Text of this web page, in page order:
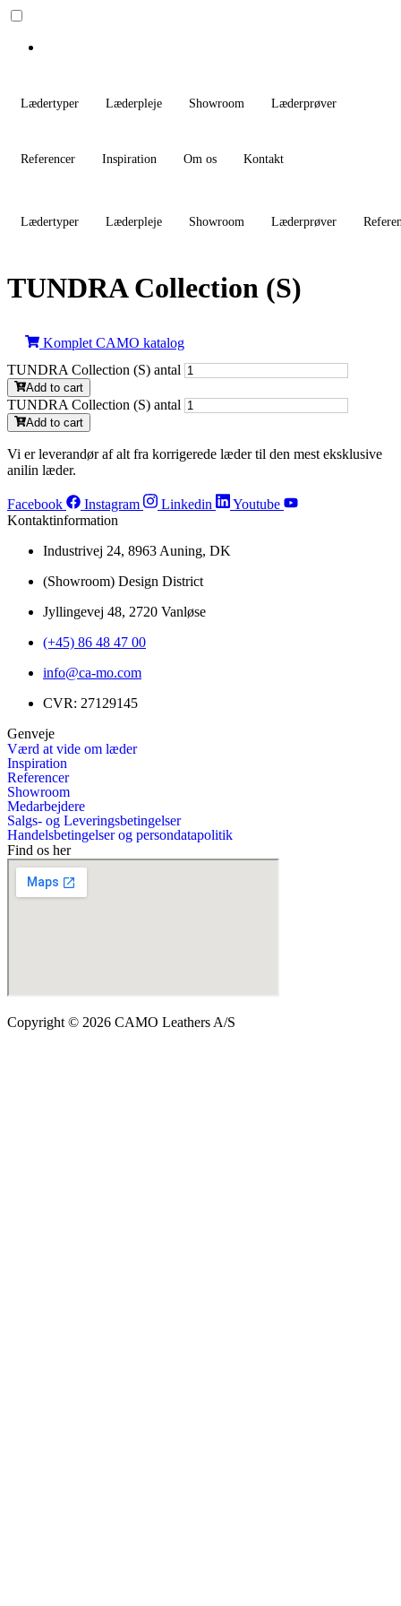
Lædertyper Læderpleje Showroom Læderprøver
Referencer Inspiration Om os Kontakt
Lædertyper Læderpleje Showroom Læderprøver
TUNDRA Collection (S)
Komplet CAMO katalog
TUNDRA Collection (S) antal
Add to cart
TUNDRA Collection (S) antal
Add to cart
Vi er leverandør af alt fra korrigerede læder til den mest eksklusive
anilin læder.
Facebook Instagram Linkedin
Youtube
Kontaktinformation
Industrivej 24, 8963 Auning, DK
(Showroom) Design District
Jyllingevej 48, 2720 Vanløse
(+45) 86 48 47 00
info@ca-mo.com
CVR: 27129145
Genveje
Værd at vide om læder
Inspiration
Referencer
Showroom
Medarbejdere
Salgs- og Leveringsbetingelser
Handelsbetingelser og persondatapolitik
Find os her
Copyright © 2026 CAMO Leathers A/S